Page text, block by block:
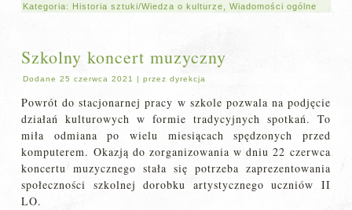
Kategoria: Historia sztuki/Wiedza o kulturze,Wiadomości ogólne
Szkolny koncert muzyczny
Dodane 25 czerwca 2021 |przez dyrekcja
Powrót do stacjonarnej pracy w szkole pozwala na podjęcie
działań kulturowych w formie tradycyjnych spotkań. To
miła odmiana po wielu miesiącach spędzonych przed
komputerem. Okazją do zorganizowania w dniu 22 czerwca
koncertu muzycznego stała się potrzeba zaprezentowania
społeczności szkolnej dorobku artystycznego uczniów II
LO.